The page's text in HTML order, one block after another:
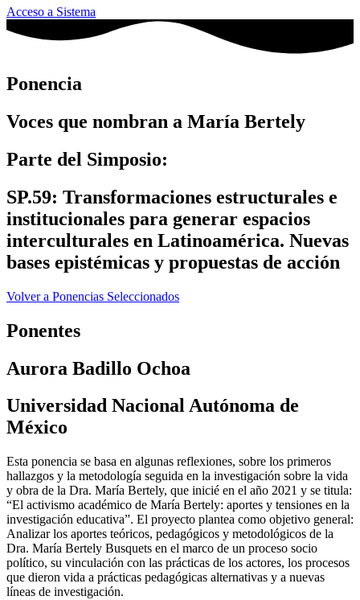
Acceso a Sistema
Ponencia
Voces que nombran a María Bertely
Parte del Simposio:
SP.59: Transformaciones estructurales e
institucionales para generar espacios
interculturales en Latinoamérica. Nuevas
bases epistémicas y propuestas de acción
Volver a Ponencias Seleccionados
Ponentes
Aurora Badillo Ochoa
Universidad Nacional Autónoma de
México
Esta ponencia se basa en algunas reflexiones, sobre los primeros
hallazgos y la metodología seguida en la investigación sobre la vida
y obra de la Dra. María Bertely, que inicié en el año 2021 y se titula:
“El activismo académico de María Bertely: aportes y tensiones en la
investigación educativa”. El proyecto plantea como objetivo general:
Analizar los aportes teóricos, pedagógicos y metodológicos de la
Dra. María Bertely Busquets en el marco de un proceso socio
político, su vinculación con las prácticas de los actores, los procesos
que dieron vida a prácticas pedagógicas alternativas y a nuevas
líneas de investigación.